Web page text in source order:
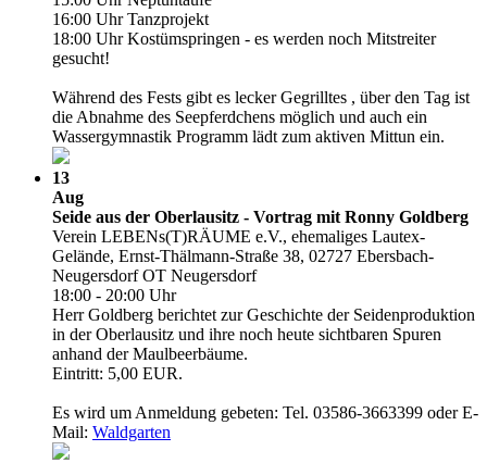
16:00 Uhr Tanzprojekt
18:00 Uhr Kostümspringen - es werden noch Mitstreiter
gesucht!
Während des Fests gibt es lecker Gegrilltes , über den Tag ist
die Abnahme des Seepferdchens möglich und auch ein
Wassergymnastik Programm lädt zum aktiven Mittun ein.
13
Aug
Seide aus der Oberlausitz - Vortrag mit Ronny Goldberg
Verein LEBENs(T)RÄUME e.V., ehemaliges Lautex-
Gelände, Ernst-Thälmann-Straße 38, 02727 Ebersbach-
Neugersdorf OT Neugersdorf
18:00 - 20:00 Uhr
Herr Goldberg berichtet zur Geschichte der Seidenproduktion
in der Oberlausitz und ihre noch heute sichtbaren Spuren
anhand der Maulbeerbäume.
Eintritt: 5,00 EUR.
Es wird um Anmeldung gebeten: Tel. 03586-3663399 oder E-
Mail: Waldgarten